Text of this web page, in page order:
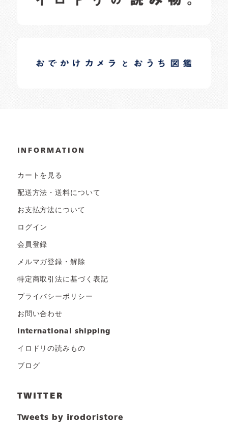
日常の様子など随時更新中です。
INFORMATION
カートを見る
配送方法・送料について
お支払方法について
ログイン
会員登録
メルマガ登録・解除
特定商取引法に基づく表記
プライバシーポリシー
お問い合わせ
international shipping
イロドリの読みもの
ブログ
TWITTER
Tweets by irodoristore